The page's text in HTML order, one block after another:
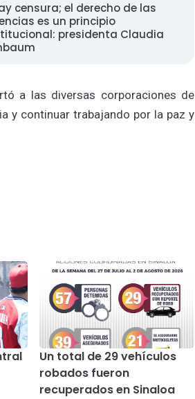
censura; el derecho de las
es un principio
presidenta Claudia
a las diversas corporaciones de
y continuar trabajando por la paz y
Un total de 29 vehículos
robados fueron
recuperados en Sinaloa